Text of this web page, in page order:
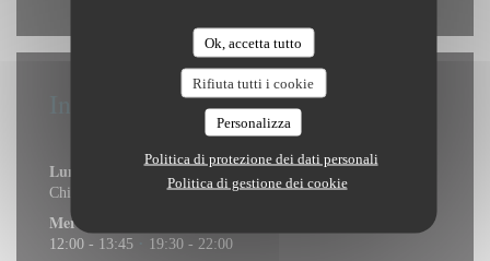
Ok, accetta tutto
Rifiuta tutti i cookie
Personalizza
Politica di protezione dei dati personali
Politica di gestione dei cookie
Informazioni pratiche
Orari
Lun
Chiuso
Mer-
12:00 - 13:45 19:30 - 22:00